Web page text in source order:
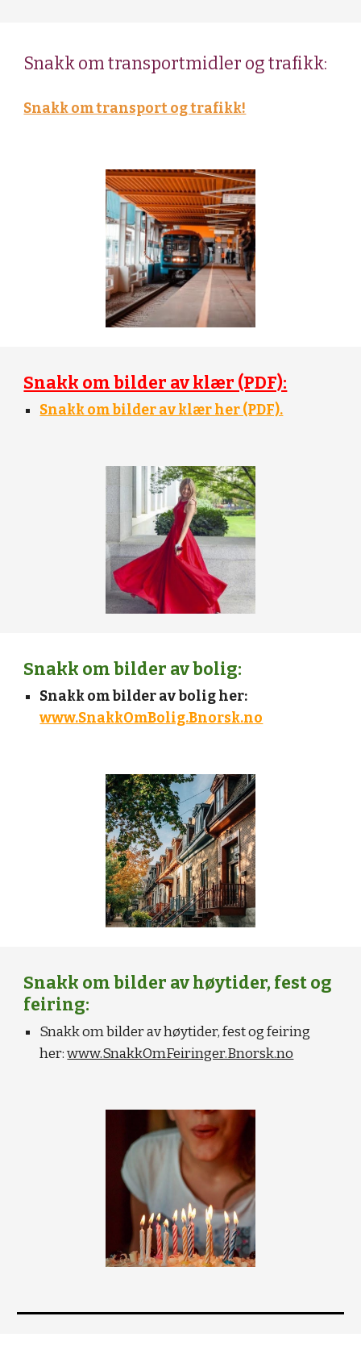
Snakk omtransportmidler og trafikk:
Snakk om transport og trafikk!
Snakk om bilder av klær (PDF):
Snakk om bilder av klær her (PDF).
Snakk om bilder av bolig:
Snakk om bilder av bolig her:
www.SnakkOmBolig.Bnorsk.no
Snakk om bilder av høytider, fest og
feiring:
Snakk om bilder avhøytider, fest og feiring
her:www.SnakkOmFeiringer.Bnorsk.no